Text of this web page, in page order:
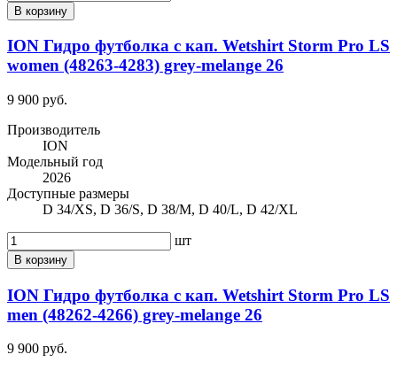
В корзину
ION Гидро футболка с кап. Wetshirt Storm Pro LS
women (48263-4283) grey-melange 26
9 900 руб.
Производитель
ION
Модельный год
2026
Доступные размеры
D 34/XS, D 36/S, D 38/M, D 40/L, D 42/XL
шт
В корзину
ION Гидро футболка с кап. Wetshirt Storm Pro LS
men (48262-4266) grey-melange 26
9 900 руб.